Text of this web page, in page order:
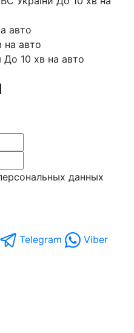
авто
на авто
До 10 хв на авто
данных
Telegram Viber